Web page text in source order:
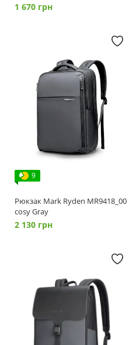
1 670 грн
9
Рюкзак Mark Ryden MR9418_00
сosy Gray
2 130 грн